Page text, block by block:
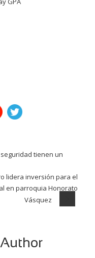
tienen un
lidera inversión para el
en parroquia Honorato
Vásquez